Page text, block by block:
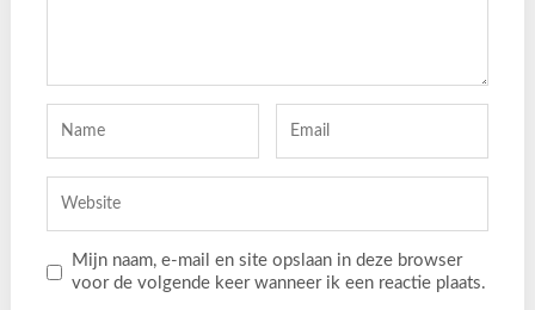
Mijn naam, e-mail en site opslaan in deze browser
voor de volgende keer wanneer ik een reactie plaats.